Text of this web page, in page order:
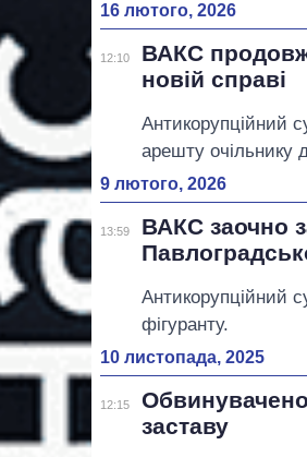
16 лютого, 2026
12:10
ВАКС
новій справі
Антикорупційний
арешту очільнику
9 лютого, 2026
13:59
ВАКС заочно
Антикорупційний
фігуранту.
10 листопада, 2025
12:15
заставу